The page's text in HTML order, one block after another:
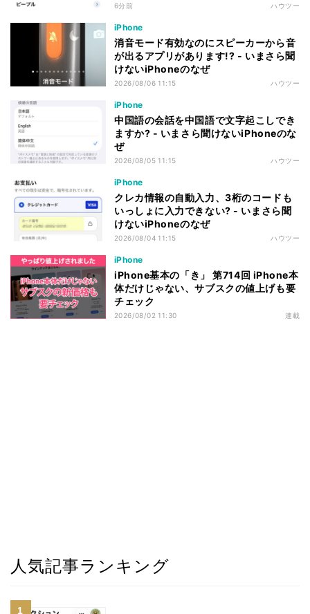
6分前 ハウツー
iPhone
消音モード有効なのにスピーカーから音
が出るアプリがあります!? - いまさら聞
けないiPhoneのなぜ
2026/08/06 11:15 ハウツー
iPhone
中国語の会話を中国語で文字起こしでき
ますか? - いまさら聞けないiPhoneのな
ぜ
2026/08/05 11:15 ハウツー
iPhone
クレカ情報の自動入力、3桁のコードも
いっしょに入力できない? - いまさら聞
けないiPhoneのなぜ
2026/08/04 11:15 ハウツー
iPhone
iPhone基本の「き」 第714回 iPhone本
体だけじゃない、サブスクの値上げも要
チェック
2026/08/02 11:30 連載
人気記事ランキング